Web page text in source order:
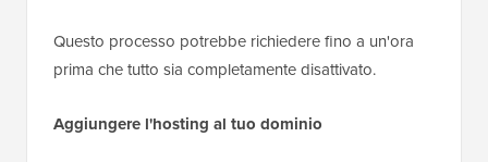
Questo processo potrebbe richiedere fino a un'ora
prima che tutto sia completamente disattivato.
Aggiungere l'hosting al tuo dominio